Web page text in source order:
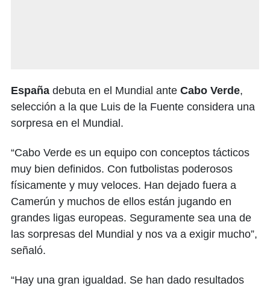
España debuta en el Mundial ante Cabo Verde,
selección a la que Luis de la Fuente considera una
sorpresa en el Mundial.
“Cabo Verde es un equipo con conceptos tácticos
muy bien definidos. Con futbolistas poderosos
físicamente y muy veloces. Han dejado fuera a
Camerún y muchos de ellos están jugando en
grandes ligas europeas. Seguramente sea una de
las sorpresas del Mundial y nos va a exigir mucho”,
señaló.
“Hay una gran igualdad. Se han dado resultados